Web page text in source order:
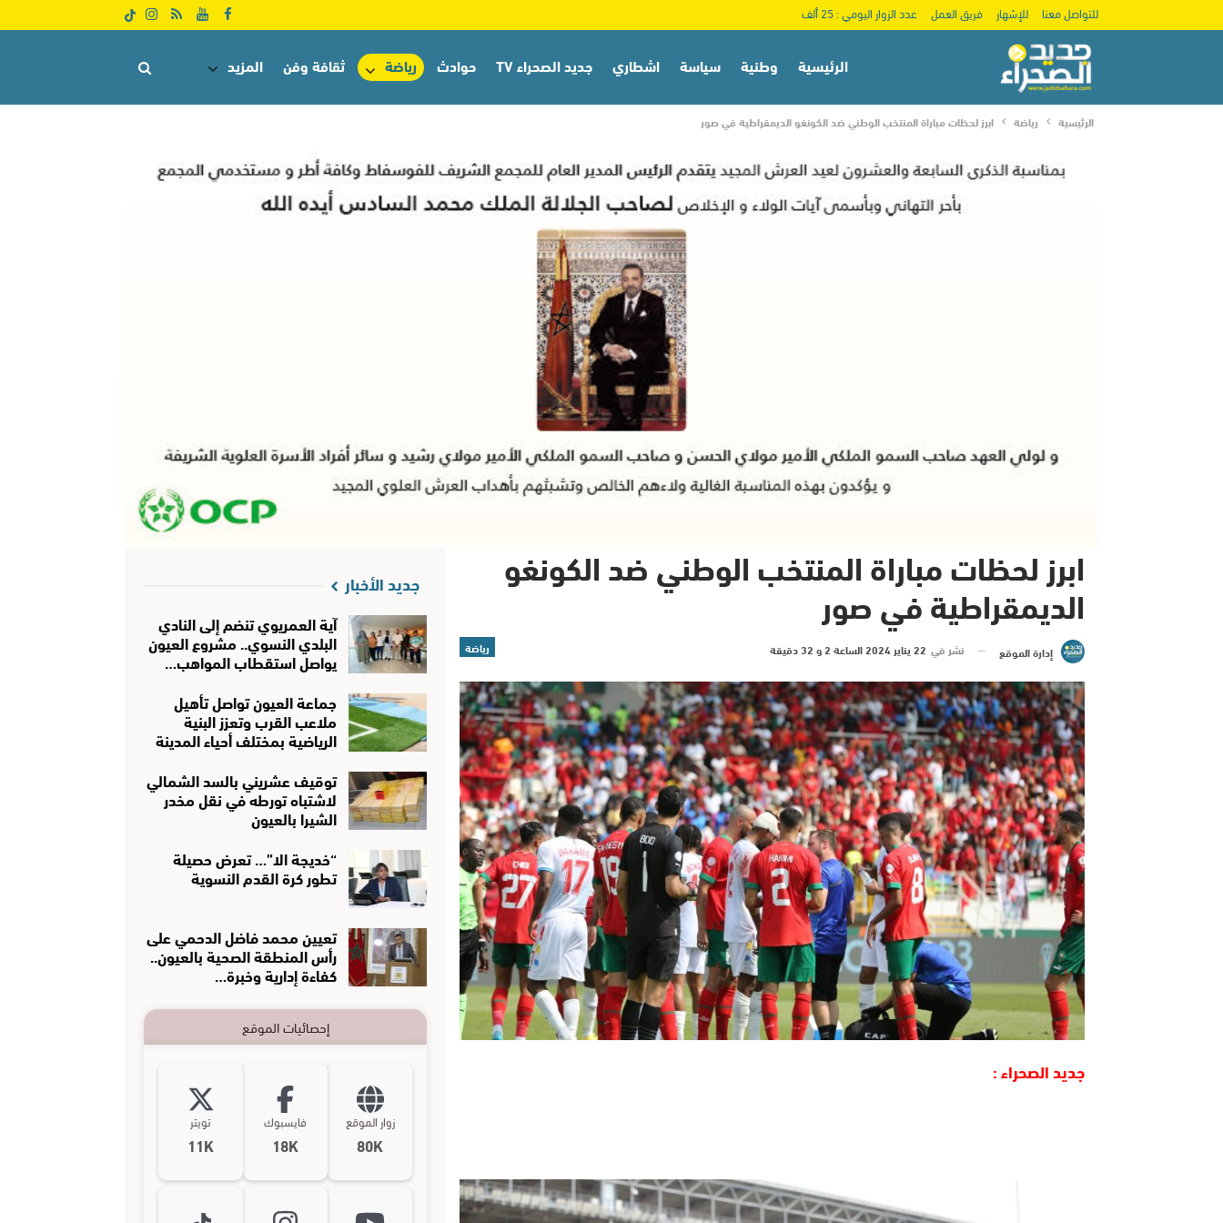
للتواصل معنا للإشهار فريق العمل عدد الزوار اليومي : 25 ألف
الرئيسية وطنية سياسة اشطاري جديد الصحراء TV حوادث رياضة ثقافة وفن المزيد
الرئيسية رياضة ابرز لحظات مباراة المنتخب الوطني ضد الكونغو الديمقراطية في صور
ابرز لحظات مباراة المنتخب الوطني ضد الكونغو
الديمقراطية في صور
رياضة إدارة الموقع نشر في 22 يناير 2024 الساعة 2 و 32 دقيقة
جديد الصحراء :
جديد الأخبار
آية العمريوي تنضم إلى النادي
البلدي النسوي.. مشروع العيون
يواصل استقطاب المواهب…
جماعة العيون تواصل تأهيل
ملاعب القرب وتعزز البنية
الرياضية بمختلف أحياء المدينة
توقيف عشريني بالسد الشمالي
لاشتباه تورطه في نقل مخدر
الشيرا بالعيون
“خديجة الا”… تعرض حصيلة
تطور كرة القدم النسوية
تعيين محمد فاضل الدحمي على
رأس المنطقة الصحية بالعيون..
كفاءة إدارية وخبرة…
إحصائيات الموقع
زوار الموقع
80K
فايسبوك
18K
تويتر
11K